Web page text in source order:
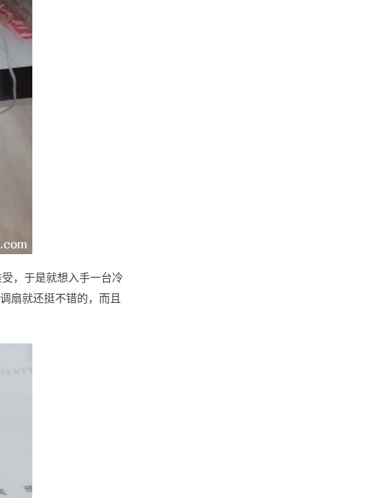
，于是就想入手一台冷
扇就还挺不错的，而且